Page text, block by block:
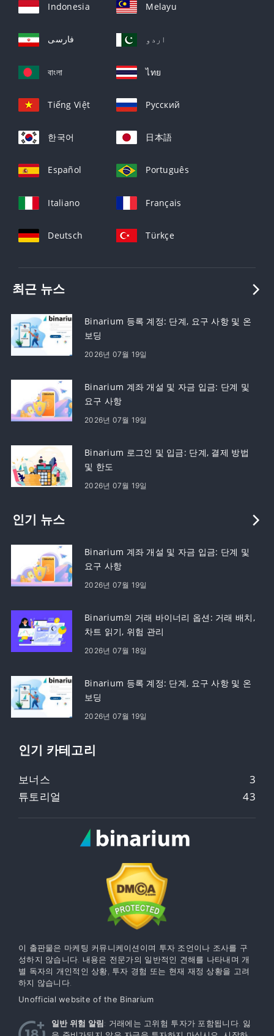
Indonesia Melayu
فارسی اردو
বাংলা ไทย
Tiếng Việt Русский
한국어 日本語
Español Português
Italiano Français
Deutsch Türkçe
최근 뉴스
Binarium 등록 계정: 단계, 요구 사항 및 온
보딩
2026년 07월 19일
Binarium 계좌 개설 및 자금 입금: 단계 및
요구 사항
2026년 07월 19일
Binarium 로그인 및 입금: 단계, 결제 방법
및 한도
2026년 07월 19일
인기 뉴스
Binarium 계좌 개설 및 자금 입금: 단계 및
요구 사항
2026년 07월 19일
Binarium의 거래 바이너리 옵션: 거래 배치,
차트 읽기, 위험 관리
2026년 07월 18일
Binarium 등록 계정: 단계, 요구 사항 및 온
보딩
2026년 07월 19일
인기 카테고리
보너스
3
튜토리얼
43
이 출판물은 마케팅 커뮤니케이션이며 투자 조언이나 조사를 구
성하지 않습니다. 내용은 전문가의 일반적인 견해를 나타내며 개
별 독자의 개인적인 상황, 투자 경험 또는 현재 재정 상황을 고려
하지 않습니다.
Unofficial website of the Binarium
일반 위험 알림: 거래에는 고위험 투자가 포함됩니다. 잃